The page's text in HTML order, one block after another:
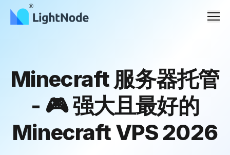
Minecraft 服务器托管
- 🎮 强大且最好的
Minecraft VPS 2026